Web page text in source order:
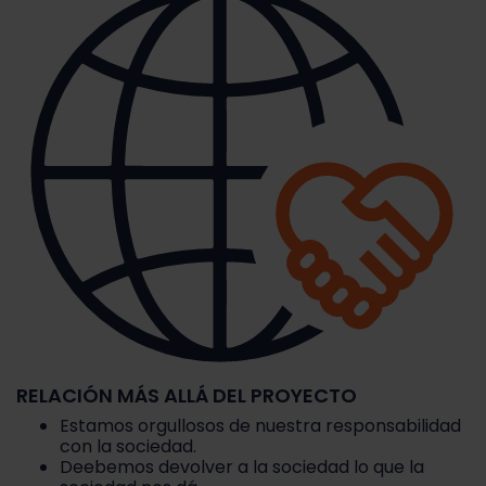
RELACIÓN MÁS ALLÁ DEL PROYECTO
Estamos orgullosos de nuestra responsabilidad
con la sociedad.
Deebemos devolver a la sociedad lo que la